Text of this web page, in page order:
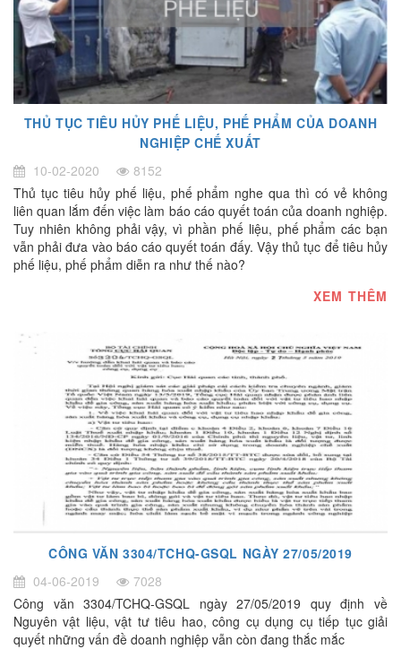
THỦ TỤC TIÊU HỦY PHẾ LIỆU, PHẾ PHẨM CỦA DOANH
NGHIỆP CHẾ XUẤT
10-02-2020
8152
Thủ tục tiêu hủy phế liệu, phế phẩm nghe qua thì có vẻ không
liên quan lắm đến việc làm báo cáo quyết toán của doanh nghiệp.
Tuy nhiên không phải vậy, vì phần phế liệu, phế phẩm các bạn
vẫn phải đưa vào báo cáo quyết toán đấy. Vậy thủ tục để tiêu hủy
phế liệu, phế phẩm diễn ra như thế nào?
XEM THÊM
CÔNG VĂN 3304/TCHQ-GSQL NGÀY 27/05/2019
04-06-2019
7028
Công văn 3304/TCHQ-GSQL ngày 27/05/2019 quy định về
Nguyên vật liệu, vật tư tiêu hao, công cụ dụng cụ tiếp tục giải
quyết những vấn đề doanh nghiệp vẫn còn đang thắc mắc